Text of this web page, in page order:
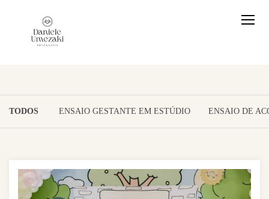
TODOS ENSAIO GESTANTE EM ESTÚDIO ENSAIO DE